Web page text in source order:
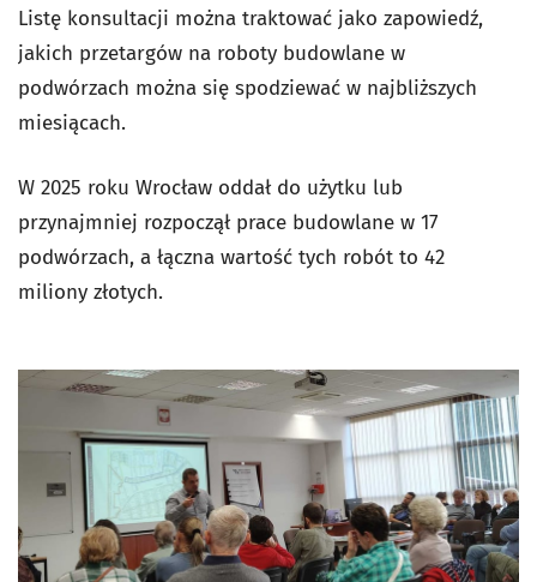
Listę konsultacji można traktować jako zapowiedź,
jakich przetargów na roboty budowlane w
podwórzach można się spodziewać w najbliższych
miesiącach.
W 2025 roku Wrocław oddał do użytku lub
przynajmniej rozpoczął prace budowlane w 17
podwórzach, a łączna wartość tych robót to 42
miliony złotych.